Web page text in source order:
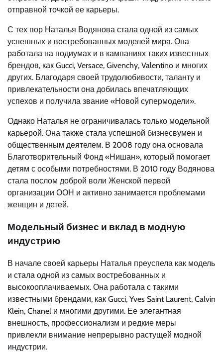
отправной точкой ее карьеры.
С тех пор Наталья Водянова стала одной из самых
успешных и востребованных моделей мира. Она
работала на подиумах и в кампаниях таких известных
брендов, как Gucci, Versace, Givenchy, Valentino и многих
других. Благодаря своей трудолюбивости, таланту и
привлекательности она добилась впечатляющих
успехов и получила звание «Новой супермодели».
Однако Наталья не ограничивалась только модельной
карьерой. Она также стала успешной бизнесвумен и
общественным деятелем. В 2008 году она основала
Благотворительный Фонд «Нишан», который помогает
детям с особыми потребностями. В 2010 году Водянова
стала послом доброй воли Женской первой
организации ООН и активно занимается проблемами
женщин и детей.
Модельный бизнес и вклад в модную
индустрию
В начале своей карьеры Наталья преуспела как модель
и стала одной из самых востребованных и
высокооплачиваемых. Она работала с такими
известными брендами, как Gucci, Yves Saint Laurent, Calvin
Klein, Chanel и многими другими. Ее элегантная
внешность, профессионализм и редкие меры
привлекли внимание непрерывно растущей модной
индустрии.